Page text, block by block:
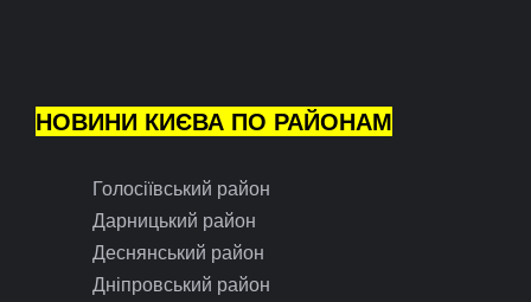
НОВИНИ КИЄВА ПО РАЙОНАМ
Голосіївський район
Дарницький район
Деснянський район
Дніпровський район